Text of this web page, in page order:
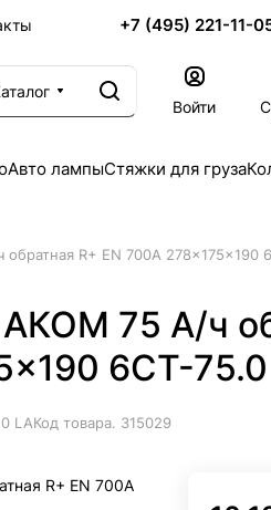
+7 (495) 221-11-
Войти
Авто лампыСтяжки для груза
R+ EN 700A 278x175x190
75 А/ч
6CT-
LAКод товара. 315029
R+ EN 700A